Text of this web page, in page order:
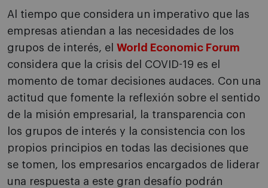
Al tiempo que considera un imperativo que las
empresas atiendan a las necesidades de los
grupos de interés, el World Economic Forum
considera que la crisis del COVID-19 es el
momento de tomar decisiones audaces. Con una
actitud que fomente la reflexión sobre el sentido
de la misión empresarial, la transparencia con
los grupos de interés y la consistencia con los
propios principios en todas las decisiones que
se tomen, los empresarios encargados de liderar
una respuesta a este gran desafío podrán